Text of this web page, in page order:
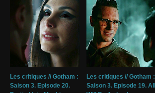
Les critiques // Gotham :
Saison 3. Episode 20.
Les critiques // Gotham :
Saison 3. Episode 19. All